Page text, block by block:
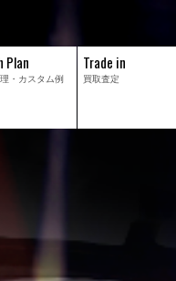
Plan
・ カスタム例
Trade in
買取査定